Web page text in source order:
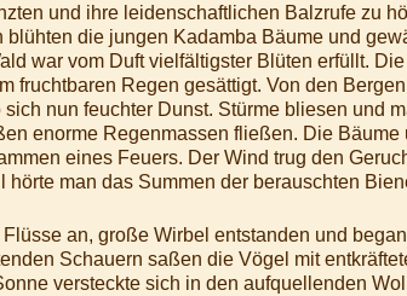
und ihre leidenschaftlichen Balzrufe zu
die jungen Kadamba Bäume und
war vom Duft vielfältigster Blüten erfüllt.
fruchtbaren Regen gesättigt. Von den
nun feuchter Dunst. Stürme bliesen und
enorme Regenmassen fließen. Die Bäume
eines Feuers. Der Wind trug den
man das Summen der berauschten
an, große Wirbel entstanden und
Schauern saßen die Vögel mit
versteckte sich in den aufquellenden